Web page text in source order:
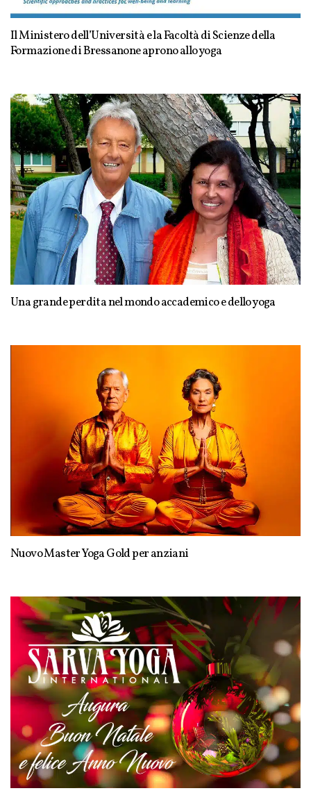
Il Ministero dell’Università e la Facoltà di Scienze della
Formazione di Bressanone aprono allo yoga
Una grande perdita nel mondo accademico e dello yoga
Nuovo Master Yoga Gold per anziani